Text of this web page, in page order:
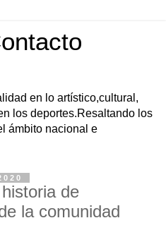
en lo artístico,cultural,
los deportes.Resaltando los
ámbito nacional e
de
la comunidad